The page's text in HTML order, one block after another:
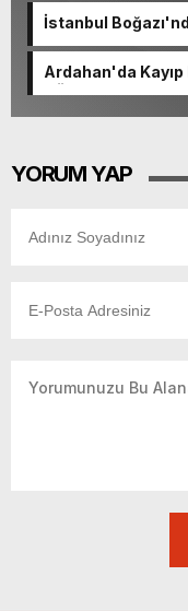
İstanbul
Ardahan'da
Gözaltında
YORUM YAP